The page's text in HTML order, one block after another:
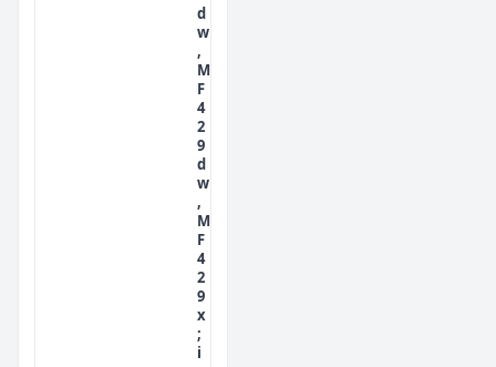
d
w
,
M
F
4
2
9
d
w
,
M
F
4
2
9
x
;
i